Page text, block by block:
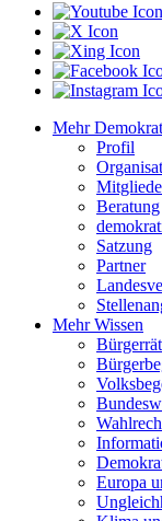
Mehr
Profil
Beratung
Satzung
Partner
Mehr Wissen
Europa